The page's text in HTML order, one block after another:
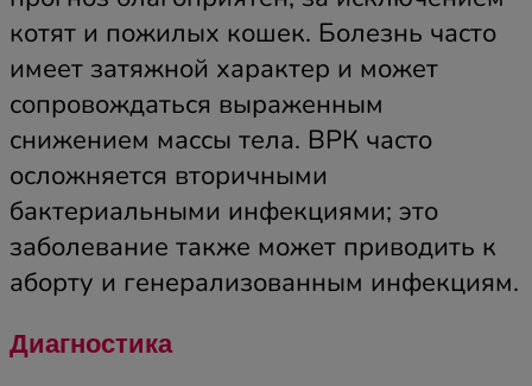
котят и пожилых кошек. Болезнь часто
имеет затяжной характер и может
сопровождаться выраженным
снижением массы тела. ВРК часто
осложняется вторичными
бактериальными инфекциями; это
заболевание также может приводить к
аборту и генерализованным инфекциям.
Диагностика